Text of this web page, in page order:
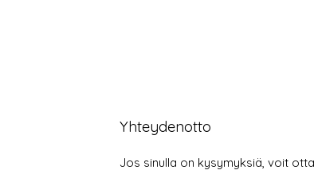
Yhteydenotto
Jos sinulla on kysymyksiä, voit